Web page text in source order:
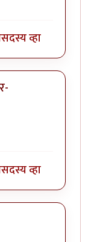
सदस्य व्हा
सदस्य व्हा